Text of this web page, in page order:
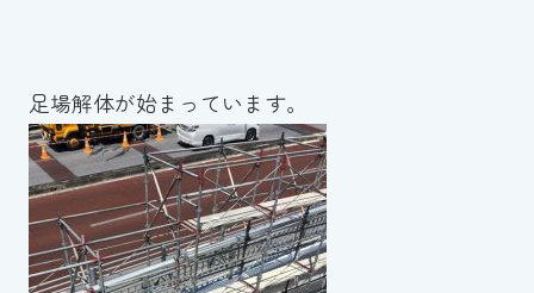
足場解体が始まっています。